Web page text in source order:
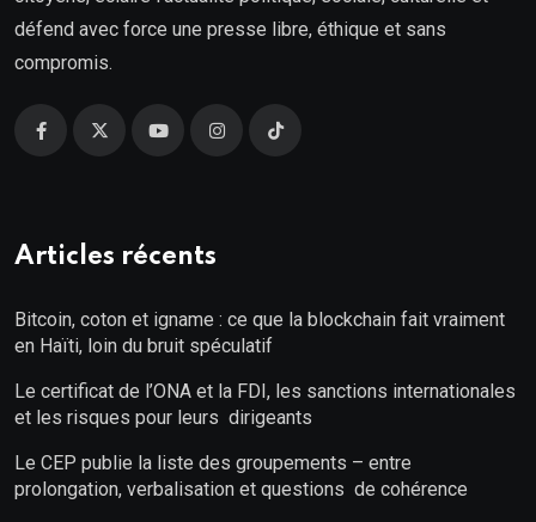
défend avec force une presse libre, éthique et sans
compromis.
Articles récents
Bitcoin, coton et igname : ce que la blockchain fait vraiment
en Haïti, loin du bruit spéculatif
Le certificat de l’ONA et la FDI, les sanctions internationales
et les risques pour leurs dirigeants
Le CEP publie la liste des groupements – entre
prolongation, verbalisation et questions de cohérence